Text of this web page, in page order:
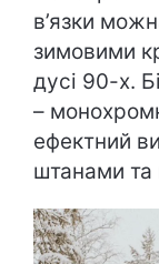
в’язки
зимовими
дусі 90-х.
–
ефектний
штанами